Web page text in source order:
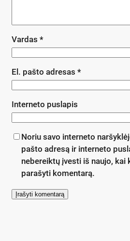
Vardas *
El. pašto adresas *
Interneto puslapis
Noriu savo interneto
pašto adresą ir interneto
nebereiktų įvesti iš naujo, kai
parašyti komentarą.